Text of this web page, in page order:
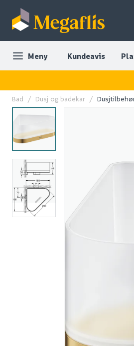
Meny Kundeavis
Wenko
Klikk & Hent
Bad Dusj og badekar